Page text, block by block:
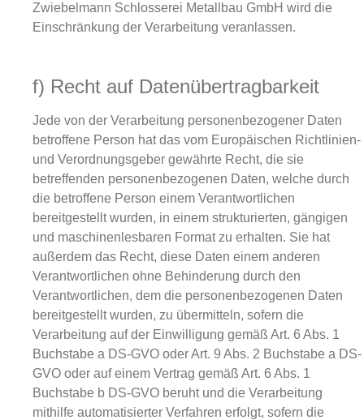
Zwiebelmann Schlosserei Metallbau GmbH wird die
Einschränkung der Verarbeitung veranlassen.
f) Recht auf Datenübertragbarkeit
Jede von der Verarbeitung personenbezogener Daten
betroffene Person hat das vom Europäischen Richtlinien-
und Verordnungsgeber gewährte Recht, die sie
betreffenden personenbezogenen Daten, welche durch
die betroffene Person einem Verantwortlichen
bereitgestellt wurden, in einem strukturierten, gängigen
und maschinenlesbaren Format zu erhalten. Sie hat
außerdem das Recht, diese Daten einem anderen
Verantwortlichen ohne Behinderung durch den
Verantwortlichen, dem die personenbezogenen Daten
bereitgestellt wurden, zu übermitteln, sofern die
Verarbeitung auf der Einwilligung gemäß Art. 6 Abs. 1
Buchstabe a DS-GVO oder Art. 9 Abs. 2 Buchstabe a DS-
GVO oder auf einem Vertrag gemäß Art. 6 Abs. 1
Buchstabe b DS-GVO beruht und die Verarbeitung
mithilfe automatisierter Verfahren erfolgt, sofern die